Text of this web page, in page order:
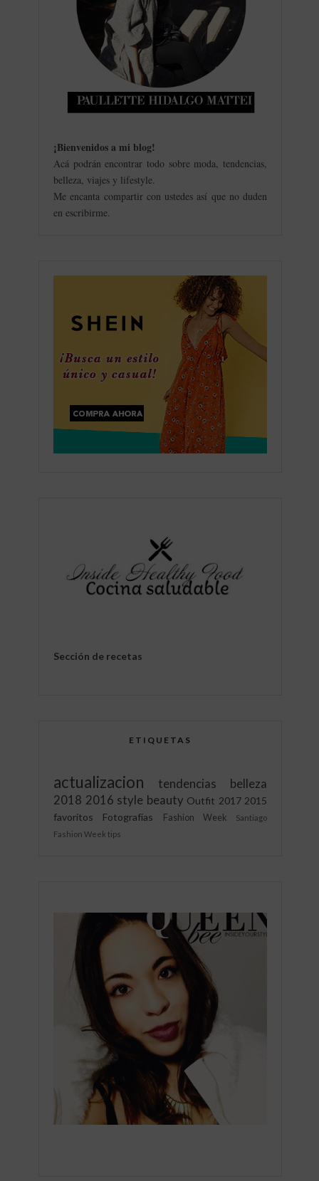
¡Bienvenidos a mi blog!
Acá podrán encontrar todo sobre moda, tendencias,
belleza, viajes y lifestyle.
Me encanta compartir con ustedes así que no duden
en escribirme.
Sección de recetas
ETIQUETAS
actualizacion tendencias
belleza
2018 2016 style beauty Outfit 2017 2015
favoritos
Fotografías Fashion Week
Santiago
Fashion Week tips